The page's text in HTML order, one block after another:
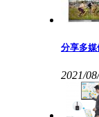
分享多
2021/